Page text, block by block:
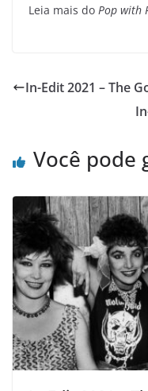
Leia mais do Pop with
In-Edit 2021 – The
Você pode